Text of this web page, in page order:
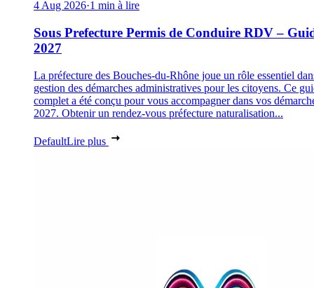
4 Aug 2026·1 min à lire
Sous Prefecture Permis de Conduire RDV –
2027
La préfecture des Bouches-du-Rhône joue un rôle essentiel
gestion des démarches administratives pour les citoyens. Ce
complet a été conçu pour vous accompagner dans vos
2027. Obtenir un rendez-vous préfecture naturalisation...
DefaultLire plus